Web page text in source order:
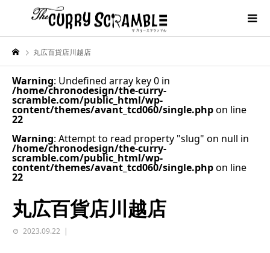
丸広百貨店川越店
Warning: Undefined array key 0 in
/home/chronodesign/the-curry-
scramble.com/public_html/wp-
content/themes/avant_tcd060/single.phpon line
22
Warning: Attempt to read property "slug" on null in
/home/chronodesign/the-curry-
scramble.com/public_html/wp-
content/themes/avant_tcd060/single.phpon line
22
丸広百貨店川越店
2023.09.22